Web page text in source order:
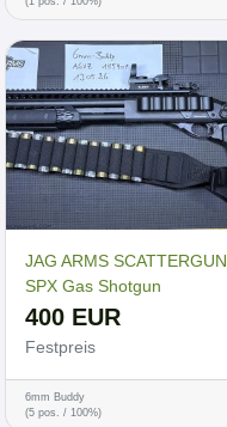
JAG ARMS SCATTERGUN
SPX Gas Shotgun
400 EUR
Festpreis
6mm Buddy
(5 pos. / 100%)